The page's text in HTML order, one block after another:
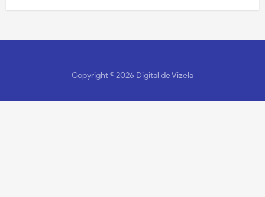
Copyright ©2026 Digital de Vizela